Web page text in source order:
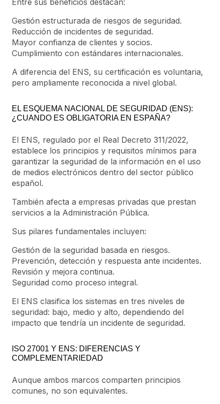
Entre sus beneficios destacan:
Gestión estructurada de riesgos de seguridad.
Reducción de incidentes de seguridad.
Mayor confianza de clientes y socios.
Cumplimiento con estándares internacionales.
A diferencia del ENS, su certificación es voluntaria,
pero ampliamente reconocida a nivel global.
EL ESQUEMA NACIONAL DE SEGURIDAD (ENS):
¿CUANDO ES OBLIGATORIA EN ESPAÑA?
El ENS, regulado por el Real Decreto 311/2022,
establece los principios y requisitos mínimos para
garantizar la seguridad de la información en el uso
de medios electrónicos dentro del sector público
español.
También afecta a empresas privadas que prestan
servicios a la Administración Pública.
Sus pilares fundamentales incluyen:
Gestión de la seguridad basada en riesgos.
Prevención, detección y respuesta ante incidentes.
Revisión y mejora continua.
Seguridad como proceso integral.
El ENS clasifica los sistemas en tres niveles de
seguridad: bajo, medio y alto, dependiendo del
impacto que tendría un incidente de seguridad.
ISO 27001 Y ENS: DIFERENCIAS Y
COMPLEMENTARIEDAD
Aunque ambos marcos comparten principios
comunes, no son equivalentes.